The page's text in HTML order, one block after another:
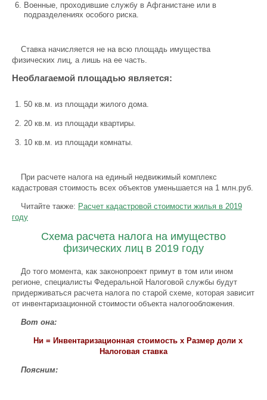
Военные, проходившие службу в Афганистане или в
подразделениях особого риска.
Ставка начисляется не на всю площадь имущества
физических лиц, а лишь на ее часть.
Необлагаемой площадью является:
50 кв.м. из площади жилого дома.
20 кв.м. из площади квартиры.
10 кв.м. из площади комнаты.
При расчете налога на единый недвижимый комплекс
кадастровая стоимость всех объектов уменьшается на 1 млн.руб.
Читайте также: Расчет кадастровой стоимости жилья в 2019
году
Схема расчета налога на имущество
физических лиц в 2019 году
До того момента, как законопроект примут в том или ином
регионе, специалисты Федеральной Налоговой службы будут
придерживаться расчета налога по старой схеме, которая зависит
от инвентаризационной стоимости объекта налогообложения.
Вот она:
Ни = Инвентаризационная стоимость x Размер доли x
Налоговая ставка
Поясним: